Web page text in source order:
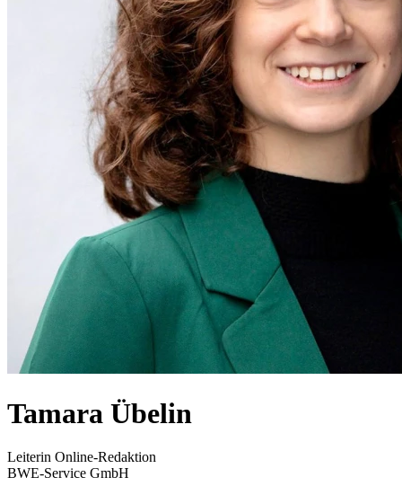
Tamara Übelin
Leiterin Online-Redaktion
BWE-Service GmbH